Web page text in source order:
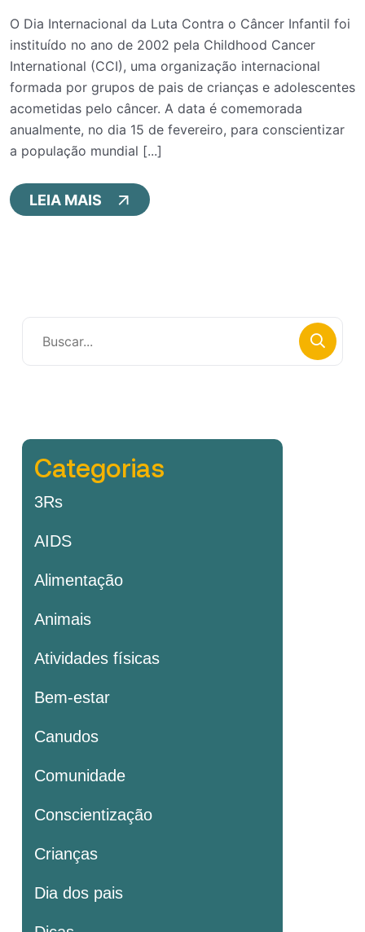
O Dia Internacional da Luta Contra o Câncer Infantil foi
instituído no ano de 2002 pela Childhood Cancer
International (CCI), uma organização internacional
formada por grupos de pais de crianças e adolescentes
acometidas pelo câncer. A data é comemorada
anualmente, no dia 15 de fevereiro, para conscientizar
a população mundial [...]
LEIA MAIS
Categorias
3Rs
AIDS
Alimentação
Animais
Atividades físicas
Bem-estar
Canudos
Comunidade
Conscientização
Crianças
Dia dos pais